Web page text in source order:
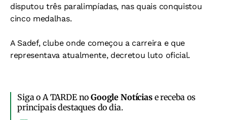
disputou três paralimpíadas, nas quais conquistou
cinco medalhas.
A Sadef, clube onde começou a carreira e que
representava atualmente, decretou luto oficial.
Siga o A TARDE noGoogle Notíciase receba os
principais destaques do dia.